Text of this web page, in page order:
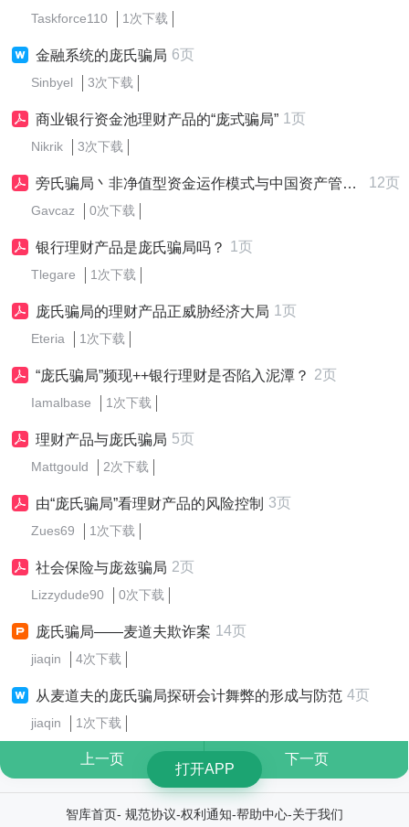
Taskforce110 1次下载
金融系统的庞氏骗局 6页
Sinbyel 3次下载
商业银行资金池理财产品的“庞式骗局” 1页
Nikrik 3次下载
旁氏骗局丶非净值型资金运作模式与中国资产管理业务 12页
Gavcaz 0次下载
银行理财产品是庞氏骗局吗？ 1页
Tlegare 1次下载
庞氏骗局的理财产品正威胁经济大局 1页
Eteria 1次下载
“庞氏骗局”频现++银行理财是否陷入泥潭？ 2页
Iamalbase 1次下载
理财产品与庞氏骗局 5页
Mattgould 2次下载
由“庞氏骗局”看理财产品的风险控制 3页
Zues69 1次下载
社会保险与庞兹骗局 2页
Lizzydude90 0次下载
庞氏骗局——麦道夫欺诈案 14页
jiaqin 4次下载
从麦道夫的庞氏骗局探研会计舞弊的形成与防范 4页
jiaqin 1次下载
上一页 下一页
智库首页- 规范协议-权利通知-帮助中心-关于我们
打开APP